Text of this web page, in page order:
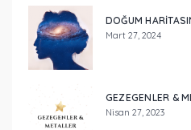
DOĞUM
Mart 27, 2024
GEZEGENLER &
Nisan 27, 2023